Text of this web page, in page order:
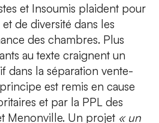
et Insoumis plaident pour
de diversité dans les
des chambres. Plus
au texte craignent un
dans la séparation vente-
est remis en cause
et par la PPL des
Menonville. Un projet « un